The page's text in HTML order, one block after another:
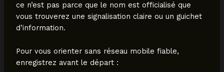
ce n’est pas parce que le nom est officialisé que
vous trouverez une signalisation claire ou un guichet
d’information.
Pour vous orienter sans réseau mobile fiable,
enregistrez avant le départ :